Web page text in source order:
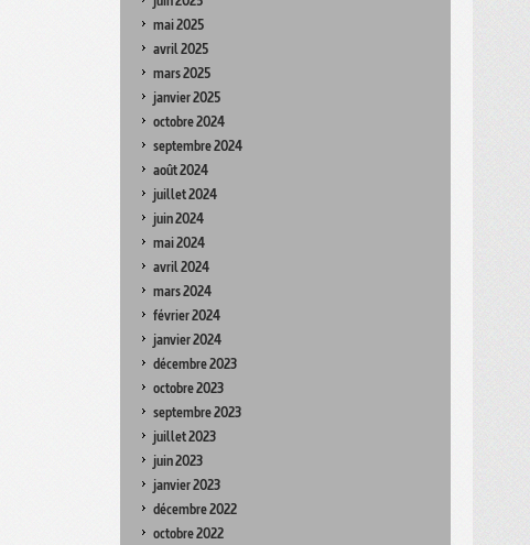
mai 2025
avril 2025
mars 2025
janvier 2025
octobre 2024
septembre 2024
août 2024
juillet 2024
juin 2024
mai 2024
avril 2024
mars 2024
février 2024
janvier 2024
décembre 2023
octobre 2023
septembre 2023
juillet 2023
juin 2023
janvier 2023
décembre 2022
octobre 2022